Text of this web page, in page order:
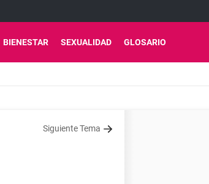
BIENESTAR SEXUALIDAD GLOSARIO
Siguiente Tema